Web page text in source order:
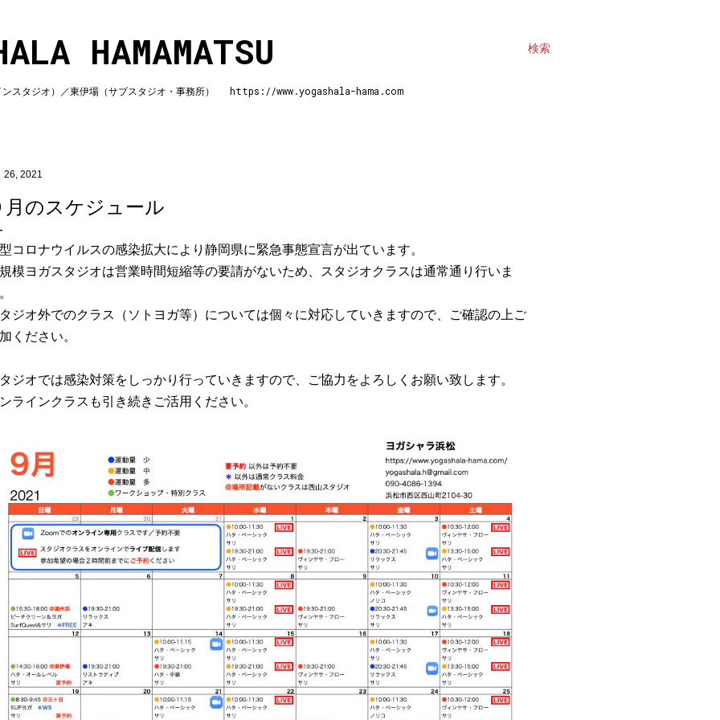
検索
HAMAMATSU
スタジオ）／東伊場（サブスタジオ・事務所） https://www.yogashala-hama.com
26, 2021
月のスケジュール
コロナウイルスの感染拡大により静岡県に緊急事態宣言が出ています。
模ヨガスタジオは営業時間短縮等の要請がないため、スタジオクラスは通常通り行いま
ジオ外でのクラス（ソトヨガ等）については個々に対応していきますので、ご確認の上ご
ください。
ジオでは感染対策をしっかり行っていきますので、ご協力をよろしくお願い致します。
ラインクラスも引き続きご活用ください。